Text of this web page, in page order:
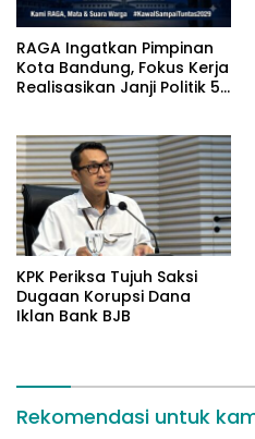
RAGA Ingatkan Pimpinan
Kota Bandung, Fokus Kerja
Realisasikan Janji Politik 5
KPK Periksa Tujuh Saksi
Dugaan Korupsi Dana
Iklan Bank BJB
Rekomendasi untuk